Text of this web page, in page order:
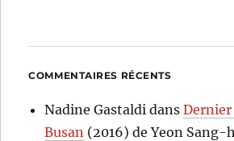
COMMENTAIRES RÉCENTS
Nadine Gastaldi dans
Busan (2016) de Yeon Sang-